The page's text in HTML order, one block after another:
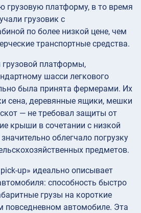
грузовую платформу, в то время
грузовик с
по более низкой цене, чем
транспортные средства.
платформы,
шасси легкового
была принята фермерами. Их
сена, деревянные ящики, мешки
— не требовал защиты от
крыши в сочетании с низкой
облегчало погрузку
предметов.
up» идеально описывает
способность быстро
грузы на короткие
повседневном автомобиле. Эта